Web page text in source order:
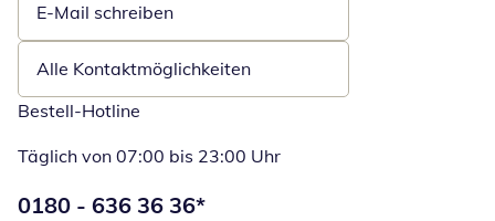
E-Mail schreiben
Öffnet E-Mail-Client
Alle Kontaktmöglichkeiten
Bestell-Hotline
Täglich von 07:00 bis 23:00 Uhr
Telefonnummer:
0180 - 636 36 36*